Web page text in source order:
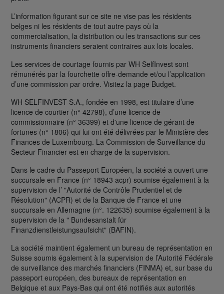
L’information figurant sur ce site ne vise pas les résidents
belges ni les résidents de tout autre pays où la
commercialisation, la distribution ou les transactions sur ces
instruments financiers seraient contraires aux lois locales.
Les services de courtage fournis par WH SelfInvest sont
rémunérés par la fourchette offre-demande et/ou l’application
d’une commission par ordre. Visitez la page Budget.
WH SELFINVEST S.A., fondée en 1998, est titulaire d’une
licence de courtier (n° 42798), d’une licence de
commissionnaire (n° 36399) et d'une licence de gérant de
fortunes (n° 1806) qui lui ont été délivrées par le Ministère des
Finances de Luxembourg. La Commission de Surveillance du
Secteur Financier est en charge de la supervision.
Dans le cadre du Passeport Européen, la société a ouvert une
succursale en France (n° 18943 acpr) soumise également à la
supervision de l’ "Autorité de Contrôle Prudentiel et de
Résolution" (ACPR) et de la Banque de France et une
succursale en Allemagne (n°. 122635) soumise également à la
supervision de la " Bundesanstalt für
Finanzdienstleistungsaufsicht" (BAFIN).
La société maintient également un bureau de représentation en
Suisse soumis également à la supervision de l’Autorité Fédérale
de surveillance des marchés financiers (FINMA) et, sur base du
passeport européen, des bureaux de représentation en
Belgique et aux Pays-Bas qui ont été notifiés aux autorités